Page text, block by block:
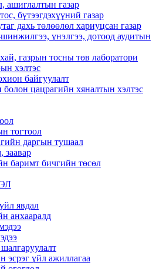
ашиглалтын газар
бүтээгдэхүүний газар
дахь төлөөлөл хариуцсан газар
үнэлгээ, дотоод аудитын
газрын тосны төв лаборатори
хэлтэс
байгуулалт
цацрагийн хяналтын хэлтэс
тогтоол
даргын тушаал
заавар
баримт бичгийн төсөл
явдал
анхааралд
эсрэг үйл ажиллагаа